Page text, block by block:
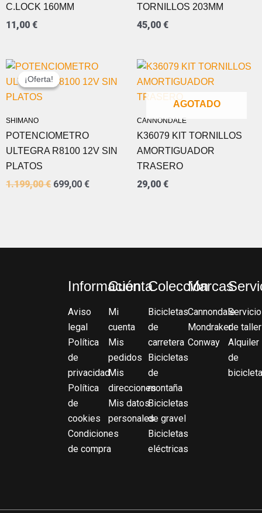
C.LOCK 160MM
11,00 €
TORNILLOS 203MM
45,00 €
¡Oferta!
SHIMANO
¡Oferta!
POTENCIOMETRO
ULTEGRA R8100 12V SIN
PLATOS
1.199,00€
EL
PRECIO
ORIGINAL
699,00 €
EL
PRECIO
ACTUAL
AGOTADO
CANNONDALE
K36079 KIT TORNILLOS
AMORTIGUADOR
TRASERO
29,00 €
Información
Aviso
legal
Política
de
privacidad
Política
de
cookies
Condiciones
de compra
Cuenta
Mi
cuenta
Mis
pedidos
Mis
direcciones
Mis datos
personales
Colección
Bicicletas
de
carretera
Bicicletas
de
montaña
Bicicletas
de gravel
Bicicletas
eléctricas
Marcas
Cannondale
Mondraker
Conway
Servicio
de taller
Alquiler
de